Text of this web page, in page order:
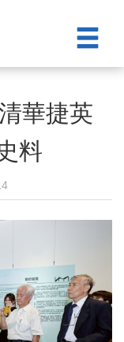
華捷英
料